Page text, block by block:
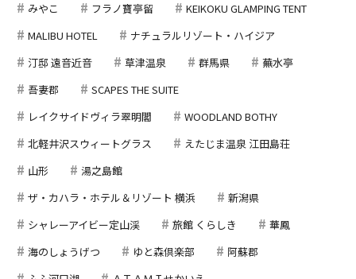
みやこ
フラノ寶亭留
KEIKOKU GLAMPING TENT
MALIBU HOTEL
ナチュラルリゾート・ハイジア
汀邸 遠音近音
草津温泉 群馬県
蕪水亭
吾妻郡
SCAPES THE SUITE
レイクサイドヴィラ翠明閣
WOODLAND BOTHY
北軽井沢スウィートグラス
えたじま温泉 江田島荘
山形
湯之島館
ザ・カハラ・ホテル＆リゾート 横浜
新潟県
シャレーアイビー定山渓
旅館 くらしき
華鳳
海のしょうげつ
ゆと森倶楽部
阿蘇郡